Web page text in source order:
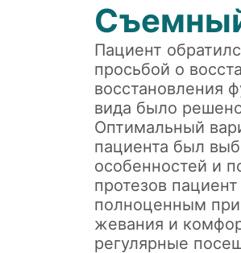
Пациент
просьбой о
восстановления
вида было
Оптимальный
пациента был
особенностей и
протезов
полноценным
жевания и
регулярные